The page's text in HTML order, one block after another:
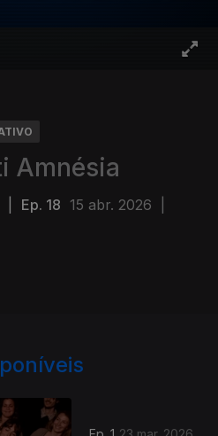
Amnésia
Ep. 18 15 abr. 2026